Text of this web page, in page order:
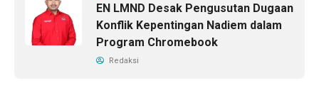
EN LMND Desak Pengusutan Dugaan
Konflik Kepentingan Nadiem dalam
Program Chromebook
Redaksi